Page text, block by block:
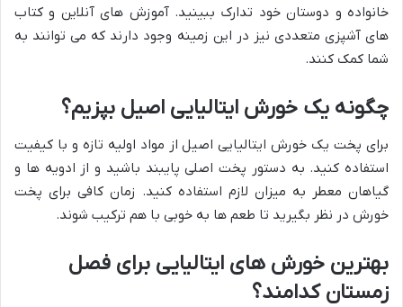
خانواده و دوستان خود تدارک ببینید. آموزش های آنلاین و کتاب
های آشپزی متعددی نیز در این زمینه وجود دارند که می توانند به
شما کمک کنند.
چگونه یک خورش ایتالیایی اصیل بپزیم؟
برای پخت یک خورش ایتالیایی اصیل از مواد اولیه تازه و با کیفیت
استفاده کنید. به دستور پخت اصلی پایبند باشید و از ادویه ها و
گیاهان معطر به میزان لازم استفاده کنید. زمان کافی برای پخت
خورش در نظر بگیرید تا طعم ها به خوبی با هم ترکیب شوند.
بهترین خورش های ایتالیایی برای فصل
زمستان کدامند؟